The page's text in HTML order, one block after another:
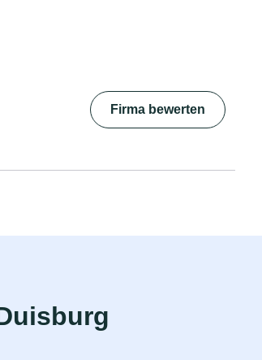
Firma bewerten